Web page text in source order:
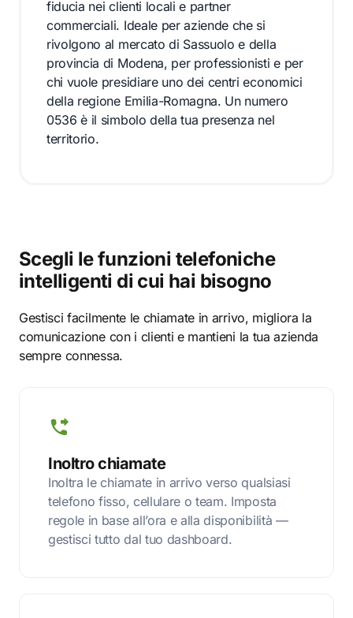
fiducia nei clienti locali e partner
commerciali. Ideale per aziende che si
rivolgono al mercato di Sassuolo e della
provincia di Modena, per professionisti e per
chi vuole presidiare uno dei centri economici
della regione Emilia-Romagna. Un numero
0536 è il simbolo della tua presenza nel
territorio.
Scegli le funzioni telefoniche
intelligenti di cui hai bisogno
Gestisci facilmente le chiamate in arrivo, migliora la
comunicazione con i clienti e mantieni la tua azienda
sempre connessa.
Inoltro chiamate
Inoltra le chiamate in arrivo verso qualsiasi
telefono fisso, cellulare o team. Imposta
regole in base all’ora e alla disponibilità —
gestisci tutto dal tuo dashboard.